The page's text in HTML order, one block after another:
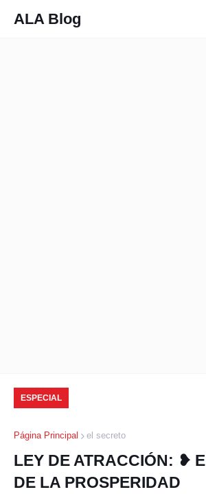
ALA Blog
ESPECIAL
Página Principal el secreto
LEY DE ATRACCIÓN: ❥
DE LA PROSPERIDAD